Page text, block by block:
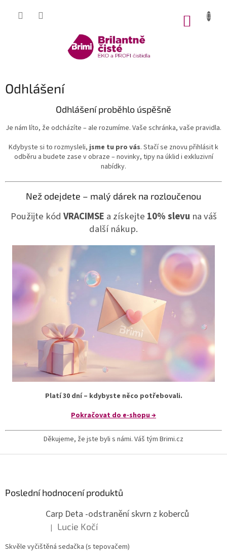
Odhlášení
Odhlášení proběhlo úspěšně
Je nám líto, že odcházíte – ale rozumíme. Vaše schránka, vaše pravidla.
Kdybyste si to rozmysleli, jsme tu pro vás. Stačí se znovu přihlásit k
odběru a budete zase v obraze – novinky, tipy na úklid i exkluzivní
nabídky.
Než odejdete – malý dárek na rozloučenou
Použijte kód VRACIMSE a získejte 10% slevu na váš
další nákup.
Platí 30 dní – kdybyste něco potřebovali.
Pokračovat do e-shopu →
Děkujeme, že jste byli s námi. Váš tým Brimi.cz
Poslední hodnocení produktů
Carp Deta -odstranění skvrn z koberců
Hodnocení produktu je 5 z 5 hvězdiček.
| Lucie Kočí
Skvěle vyčištěná sedačka (s tepovačem)